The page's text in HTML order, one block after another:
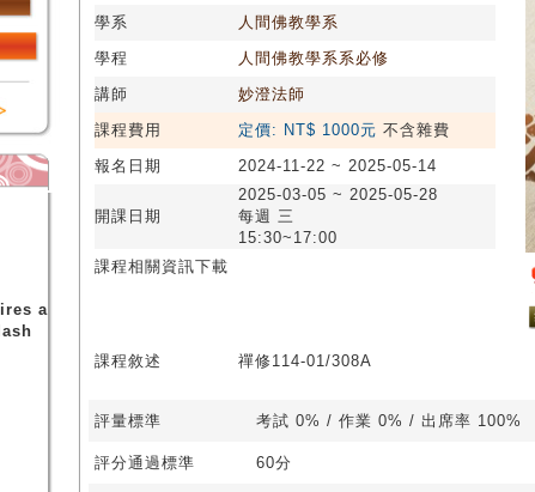
a
學系
人間佛教學系
學程
人間佛教學系系必修
講師
妙澄法師
課程費用
定價: NT$ 1000元 不含雜費
報名日期
2024-11-22 ~ 2025-05-14
開課日期
2025-03-05 ~ 2025-05-28
每週 三
15:30~17:00
課程相關資訊下載
課程敘述 禪修114-01/308A
評量標準 考試 0% / 作業 0% / 出席率 100%
評分通過標準 60分